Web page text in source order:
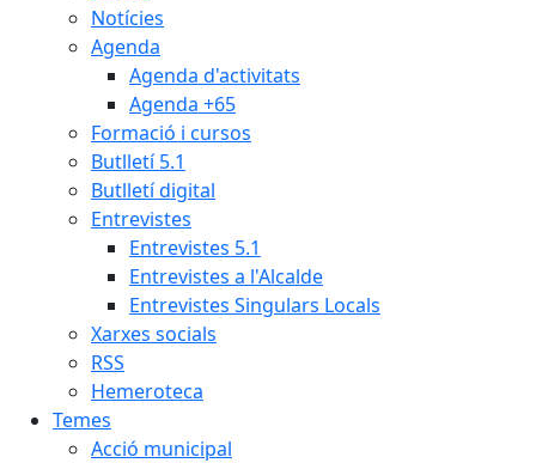
Notícies
Agenda
Agenda d'activitats
Agenda +65
Formació i cursos
Butlletí 5.1
Butlletí digital
Entrevistes
Entrevistes 5.1
Entrevistes a l'Alcalde
Entrevistes Singulars Locals
Xarxes socials
RSS
Hemeroteca
Temes
Acció municipal